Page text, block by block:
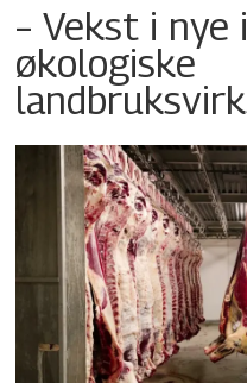
– Vekst i nye
økologiske